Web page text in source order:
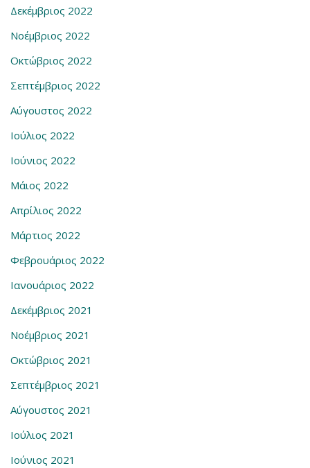
Δεκέμβριος 2022
Νοέμβριος 2022
Οκτώβριος 2022
Σεπτέμβριος 2022
Αύγουστος 2022
Ιούλιος 2022
Ιούνιος 2022
Μάιος 2022
Απρίλιος 2022
Μάρτιος 2022
Φεβρουάριος 2022
Ιανουάριος 2022
Δεκέμβριος 2021
Νοέμβριος 2021
Οκτώβριος 2021
Σεπτέμβριος 2021
Αύγουστος 2021
Ιούλιος 2021
Ιούνιος 2021